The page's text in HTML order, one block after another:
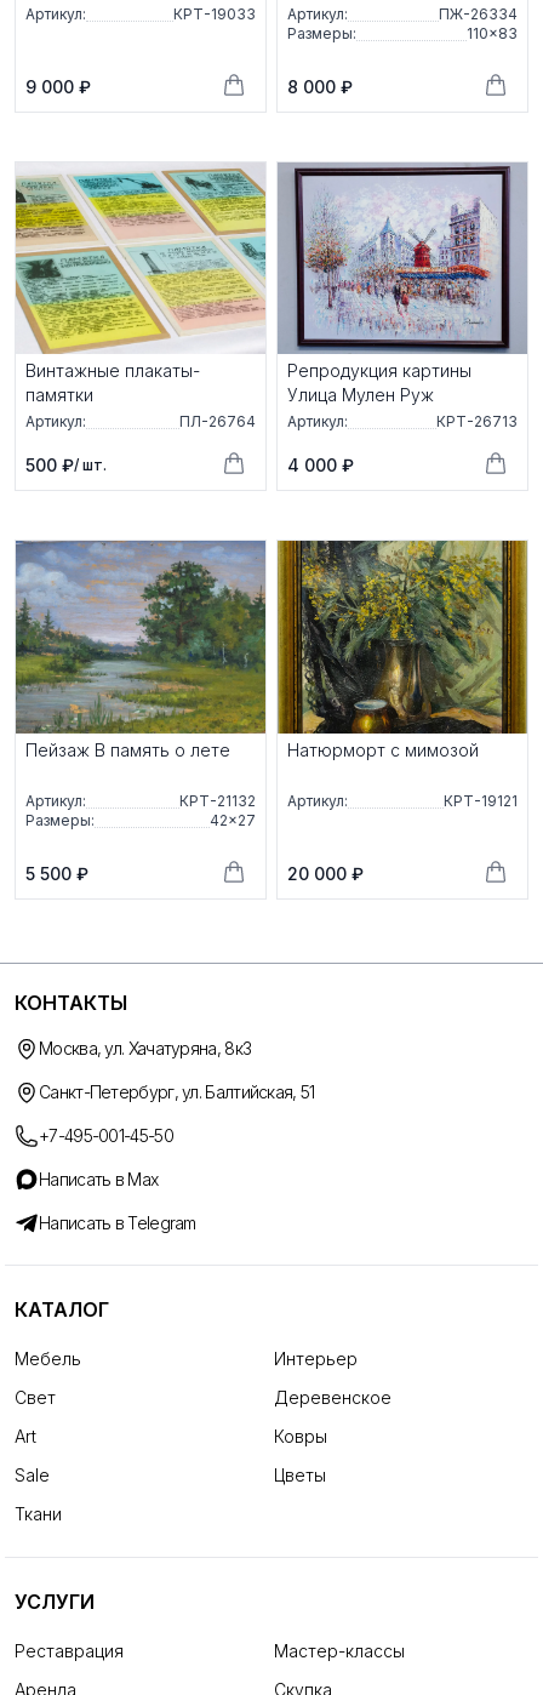
Артикул: КРТ-19033
9 000 ₽
Артикул:
ПЖ-26334
Размеры:
110×83
8 000 ₽
Винтажные плакаты-
памятки
Артикул: ПЛ-26764
500 ₽/ шт.
Репродукция картины
Улица Мулен Руж
Артикул: КРТ-26713
4 000 ₽
Пейзаж В память о лете
Артикул:
КРТ-21132
Размеры:
42×27
5 500 ₽
Натюрморт с мимозой
Артикул: КРТ-19121
20 000 ₽
КОНТАКТЫ
Москва, ул. Хачатуряна, 8к3
Санкт-Петербург, ул. Балтийская, 51
+7-495-001-45-50
Написать в Max
Написать в Telegram
КАТАЛОГ
Мебель
Интерьер
Свет
Деревенское
Art
Ковры
Sale
Цветы
Ткани
УСЛУГИ
Реставрация
Мастер-классы
Аренда
Скупка